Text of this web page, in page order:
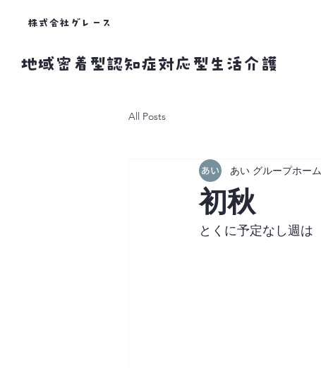
株式会社グレース
​地域密着型認知症対応型生活介護
All Posts
初秋
あい グループホーム
とくに予定なし週は